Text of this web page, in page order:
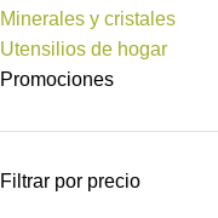
Minerales y cristales
Utensilios de hogar
Promociones
Filtrar por precio